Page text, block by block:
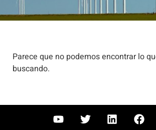
Parece que no podemos encontrar lo
buscando.